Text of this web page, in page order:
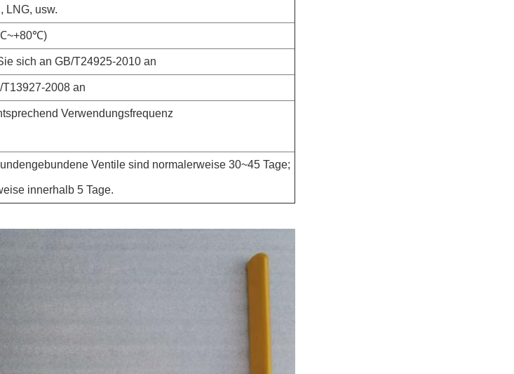
LNG, usw.
sich an GB/T24925-2010 an
2008 an
Verwendungsfrequenz
Ventile sind normalerweise 30~45 Tage;
innerhalb 5 Tage.